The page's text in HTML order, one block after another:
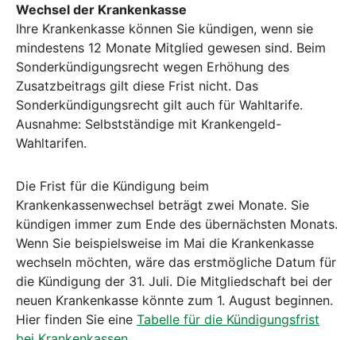
Wechsel der Krankenkasse
Ihre Krankenkasse können Sie kündigen, wenn sie
mindestens 12 Monate Mitglied gewesen sind. Beim
Sonderkündigungsrecht wegen Erhöhung des
Zusatzbeitrags gilt diese Frist nicht. Das
Sonderkündigungsrecht gilt auch für Wahltarife.
Ausnahme: Selbstständige mit Krankengeld-
Wahltarifen.
Die Frist für die Kündigung beim
Krankenkassenwechsel beträgt zwei Monate. Sie
kündigen immer zum Ende des übernächsten Monats.
Wenn Sie beispielsweise im Mai die Krankenkasse
wechseln möchten, wäre das erstmögliche Datum für
die Kündigung der 31. Juli. Die Mitgliedschaft bei der
neuen Krankenkasse könnte zum 1. August beginnen.
Hier finden Sie eine Tabelle für die Kündigungsfrist